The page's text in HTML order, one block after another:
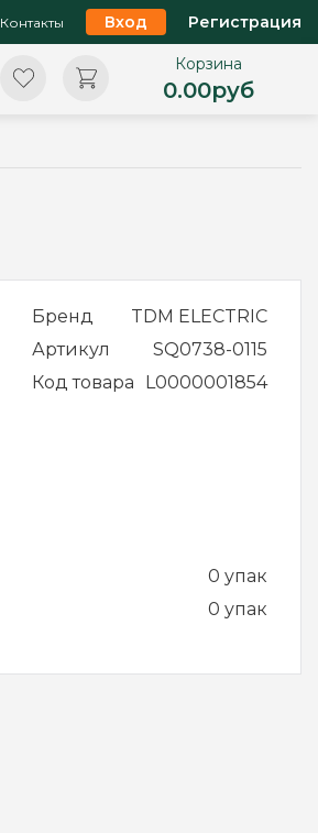
Контакты Вход Регистрация
Корзина
0.00руб
Бренд
TDM ELECTRIC
Артикул
SQ0738-0115
Код товара
L0000001854
0 упак
0 упак